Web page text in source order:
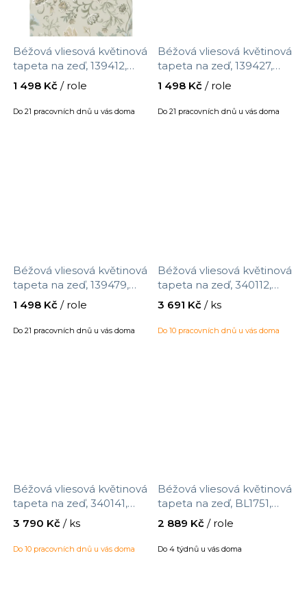
Béžová vliesová květinová
tapeta na zeď, 139412,
Vintage Flowers, Esta
Home, velikost 10,05 x
0,53 m
Do 21 pracovních dnů u vás doma
1 498 Kč / role
Béžová vliesová květinová
tapeta na zeď, 139427,
Vintage Flowers, Esta
Home, velikost 10,05 x
0,53 m
Do 21 pracovních dnů u vás doma
1 498 Kč / role
Béžová vliesová květinová
tapeta na zeď, 139479,
Vintage Flowers, Esta
Home, velikost 10,05 x
0,53 m
Do 21 pracovních dnů u vás doma
1 498 Kč / role
Béžová vliesová květinová
tapeta na zeď, 340112,
Gilded, Eijffinger, velikost
10 x 0,688 m
Do 10 pracovních dnů u vás doma
3 691 Kč / ks
Béžová vliesová květinová
tapeta na zeď, 340141,
Gilded, Eijffinger, velikost
10 x 0,52 m
Do 10 pracovních dnů u vás doma
3 790 Kč / ks
Béžová vliesová květinová
tapeta na zeď, BL1751,
Blooms Second Edition
Resource Library, York,
velikost 0,685 x 8,2 m
Do 4 týdnů u vás doma
2 889 Kč / role